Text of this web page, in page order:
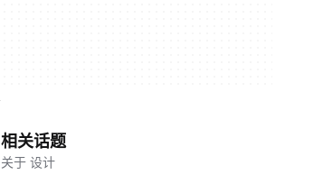
相关话题
关于 设计